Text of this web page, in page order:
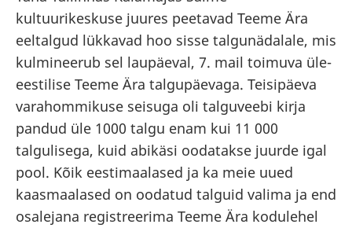
kultuurikeskuse juures peetavad Teeme Ära
eeltalgud lükkavad hoo sisse talgunädalale, mis
kulmineerub sel laupäeval, 7. mail toimuva üle-
eestilise Teeme Ära talgupäevaga. Teisipäeva
varahommikuse seisuga oli talguveebi kirja
pandud üle 1000 talgu enam kui 11 000
talgulisega, kuid abikäsi oodatakse juurde igal
pool. Kõik eestimaalased ja ka meie uued
kaasmaalased on oodatud talguid valima ja end
osalejana registreerima Teeme Ära kodulehel